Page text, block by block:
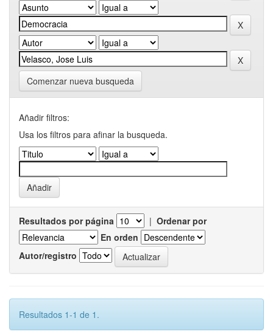
Comenzar nueva busqueda
Añadir filtros:
Usa los filtros para afinar la busqueda.
Resultados por página | Ordenar por
En orden
Autor/registro
Resultados 1-1 de 1.